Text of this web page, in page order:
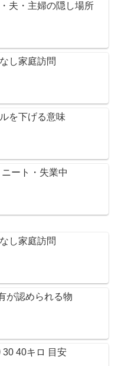
夫・主婦の隠し場所
し家庭訪問
を下げる意味
ート・失業中
し家庭訪問
が認められる物
30 40キロ 目安